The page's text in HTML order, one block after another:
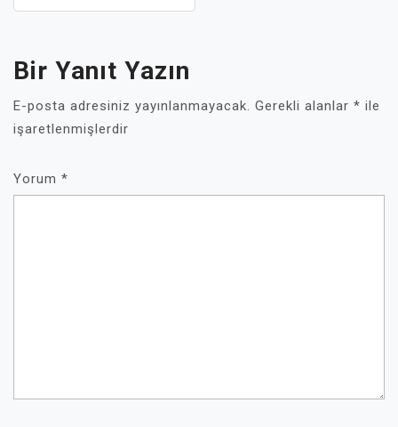
Bir Yanıt Yazın
E-posta adresiniz yayınlanmayacak. Gerekli alanlar * ile
işaretlenmişlerdir
Yorum *